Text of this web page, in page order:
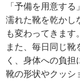
「予備を用意す
濡れた靴を乾かし
も変わってきます。
また、毎日同じ
く、身体への負担
靴の形状やクッシ